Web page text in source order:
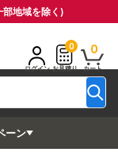
地域を除く)
ログイン
0
お見積り
0
カート
ーン